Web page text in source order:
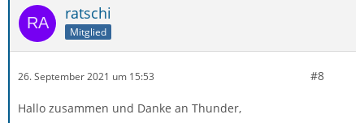
ratschi
Mitglied
26. September 2021 um 15:53 #8
Hallo zusammen und Danke an Thunder,